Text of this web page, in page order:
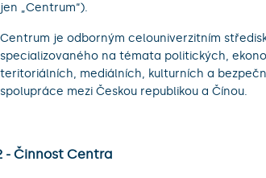
jen „Centrum“).
Centrum je odborným celouniverzitním
specializovaného na témata politických,
teritoriálních, mediálních, kulturních a
spolupráce mezi Českou republikou a Čínou.
- Činnost Centra